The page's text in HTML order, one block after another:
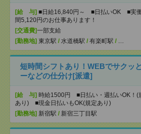
[給 与] ■日給16,840円～ ■日払いOK ■実
間5,120円のお仕事あります！
[交通費]一部支給
[勤務地] 東京駅 / 水道橋駅 / 有楽町駅 / …
短時間シフトあり！WEBでサクッ
ーなどの仕分け[派遣]
[給 与] 時給1500円 ■日払い・週払いOK！(
あり) ■現金日払いもOK(規定あり)
[勤務地] 新宿駅 / 新宿三丁目駅